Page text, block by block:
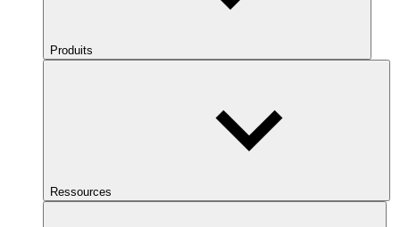
Produits
Ressources